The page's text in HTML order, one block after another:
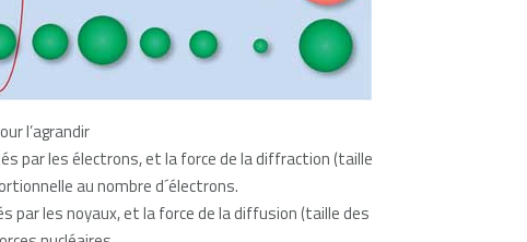
l’agrandir
par les électrons, et la force de la diffraction (taille
au nombre d´électrons.
par les noyaux, et la force de la diffusion (taille des